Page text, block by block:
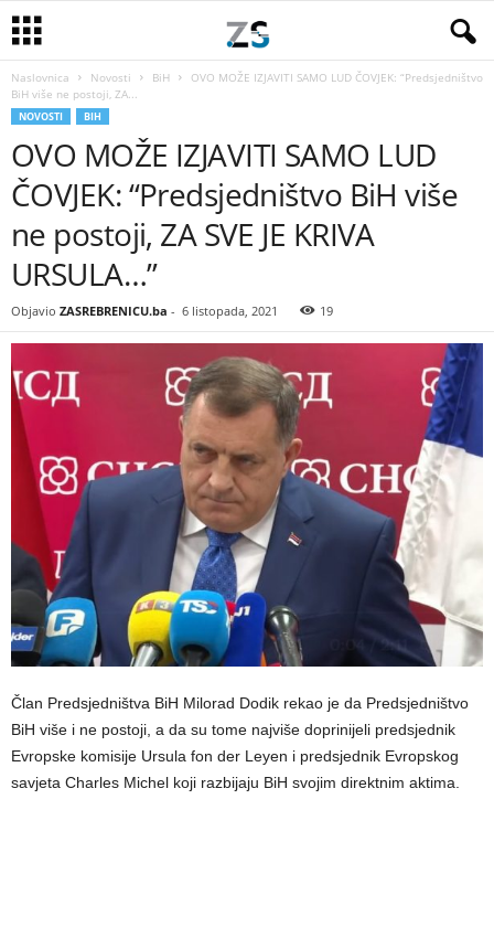
Naslovnica Novosti BiH
OVO MOŽE IZJAVITI SAMO LUD ČOVJEK: “Predsjedništvo
BiH više ne postoji, ZA...
NOVOSTI BIH
OVO MOŽE IZJAVITI SAMO LUD
ČOVJEK: “Predsjedništvo BiH više
ne postoji, ZA SVE JE KRIVA
URSULA…”
Objavio ZASREBRENICU.ba - 6 listopada, 2021 19
Član Predsjedništva BiH Milorad Dodik rekao je da Predsjedništvo
BiH više i ne postoji, a da su tome najviše doprinijeli predsjednik
Evropske komisije Ursula fon der Leyen i predsjednik Evropskog
savjeta Charles Michel koji razbijaju BiH svojim direktnim aktima.